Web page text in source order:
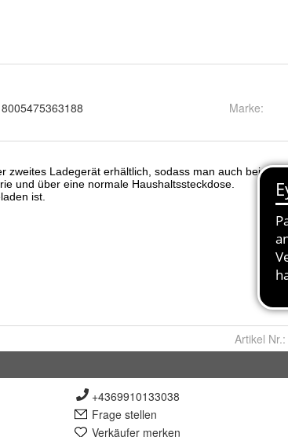
8005475363188 Marke:
Artikel Nr.:
+4369910133038
Frage stellen
Verkäufer merken